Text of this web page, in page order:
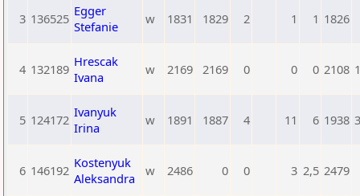
3 136525 Egger
Stefanie
w 1831 1829 2 1 1 1826
4 132189 Hrescak
Ivana
w 2169 2169 0 0 0 2108
5 124172 Ivanyuk
Irina
w 1891 1887 4 11 6 1938
6 146192 Kostenyuk
Aleksandra
w 2486 0 0 3 2,5 2479